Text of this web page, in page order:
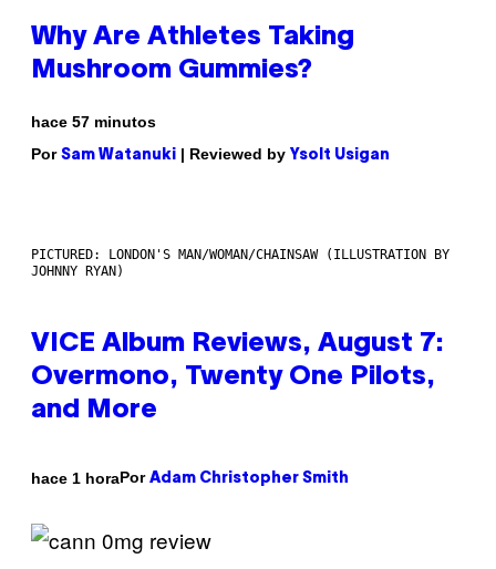
Why Are Athletes Taking
Mushroom Gummies?
hace 57 minutos
Por Sam Watanuki | Reviewed by Ysolt Usigan
PICTURED: LONDON'S MAN/WOMAN/CHAINSAW (ILLUSTRATION BY
JOHNNY RYAN)
VICE Album Reviews, August 7:
Overmono, Twenty One Pilots,
and More
hace 1 horaPor Adam Christopher Smith